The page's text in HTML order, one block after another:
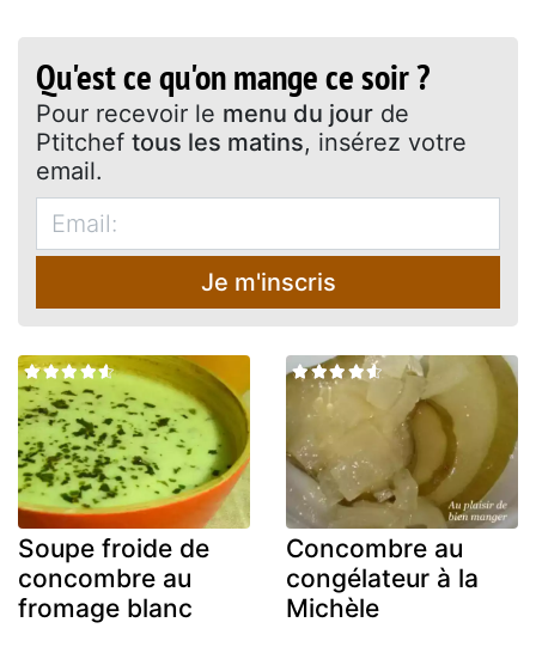
Qu'est ce qu'on mange ce soir ?
Pour recevoir le menu du jour de
Ptitchef tous les matins, insérez votre
email.
Je m'inscris
Soupe froide de
concombre au
fromage blanc
Concombre au
congélateur à la
Michèle